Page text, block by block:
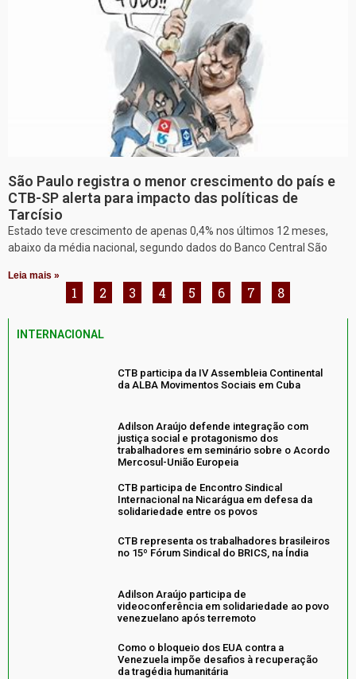
São Paulo registra o menor crescimento do país e
CTB-SP alerta para impacto das políticas de
Tarcísio
Estado teve crescimento de apenas 0,4% nos últimos 12 meses,
abaixo da média nacional, segundo dados do Banco Central São
Leia mais »
1 2 3 4 5 6 7 8
INTERNACIONAL
CTB participa da IV Assembleia Continental
da ALBA Movimentos Sociais em Cuba
Adilson Araújo defende integração com
justiça social e protagonismo dos
trabalhadores em seminário sobre o Acordo
Mercosul-União Europeia
CTB participa de Encontro Sindical
Internacional na Nicarágua em defesa da
solidariedade entre os povos
CTB representa os trabalhadores brasileiros
no 15º Fórum Sindical do BRICS, na Índia
Adilson Araújo participa de
videoconferência em solidariedade ao povo
venezuelano após terremoto
Como o bloqueio dos EUA contra a
Venezuela impõe desafios à recuperação
da tragédia humanitária